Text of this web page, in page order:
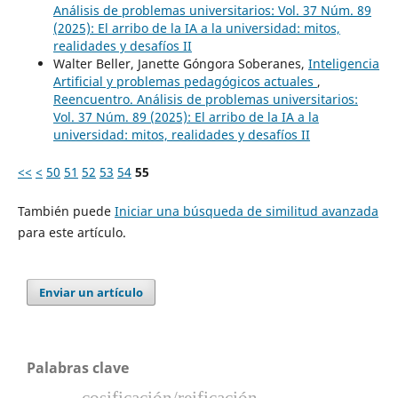
Análisis de problemas universitarios: Vol. 37 Núm. 89
(2025): El arribo de la IA a la universidad: mitos,
realidades y desafíos II
Walter Beller, Janette Góngora Soberanes, Inteligencia
Artificial y problemas pedagógicos actuales ,
Reencuentro. Análisis de problemas universitarios:
Vol. 37 Núm. 89 (2025): El arribo de la IA a la
universidad: mitos, realidades y desafíos II
<< < 50 51 52 53 54 55
También puede Iniciar una búsqueda de similitud avanzada
para este artículo.
Enviar un artículo
Palabras clave